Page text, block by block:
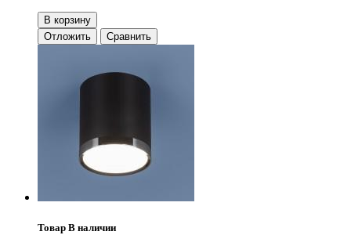
В корзину
Отложить
Сравнить
Товар В наличии